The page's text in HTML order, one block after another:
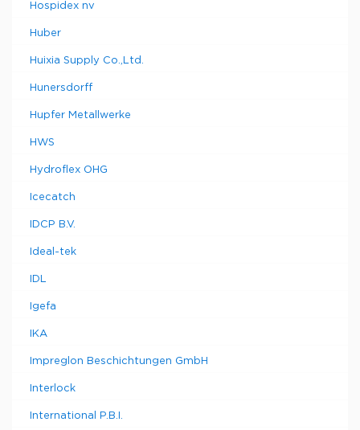
Hospidex nv
Huber
Huixia Supply Co.,Ltd.
Hunersdorff
Hupfer Metallwerke
HWS
Hydroflex OHG
Icecatch
IDCP B.V.
Ideal-tek
IDL
Igefa
IKA
Impreglon Beschichtungen GmbH
Interlock
International P.B.I.